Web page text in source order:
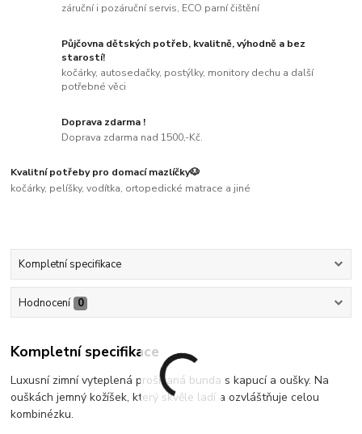
záruční i pozáruční servis, ECO parní čištění
Půjčovna dětských potřeb, kvalitně, výhodně a bez
starostí!
kočárky, autosedačky, postýlky, monitory dechu a další
potřebné věci
Doprava zdarma !
Doprava zdarma nad 1500,-Kč.
Kvalitní potřeby pro domací mazlíčky🐶
kočárky, pelíšky, vodítka, ortopedické matrace a jiné
Kompletní specifikace
Hodnocení 0
Kompletní specifikace
Luxusní zimní vyteplená prošívaná bunda s kapucí a oušky. Na
ouškách jemný kožíšek, který skvěle ladí a ozvláštňuje celou
kombinézku.